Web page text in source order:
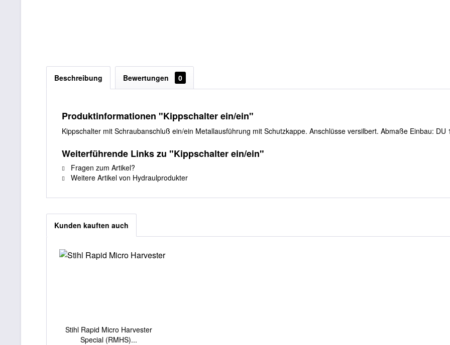
Beschreibung Bewertungen 0
Produktinformationen "Kippschalter ein/ein"
Kippschalter mit Schraubanschluß ein/ein Metallausführung mit Schutzkappe. Anschlüsse versilbert. Abmaße Einbau: DU
Weiterführende Links zu "Kippschalter ein/ein"
Fragen zum Artikel?
Weitere Artikel von Hydraulprodukter
Kunden kauften auch
Stihl Rapid Micro Harvester
Special (RMHS)...